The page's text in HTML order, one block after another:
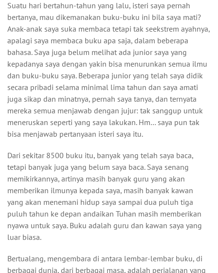
Suatu hari bertahun-tahun yang lalu, isteri saya pernah
bertanya, mau dikemanakan buku-buku ini bila saya mati?
Anak-anak saya suka membaca tetapi tak seekstrem ayahnya,
apalagi saya membaca buku apa saja, dalam beberapa
bahasa. Saya juga belum melihat ada junior saya yang
kepadanya saya dengan yakin bisa menurunkan semua ilmu
dan buku-buku saya. Beberapa junior yang telah saya didik
secara pribadi selama minimal lima tahun dan saya amati
juga sikap dan minatnya, pernah saya tanya, dan ternyata
mereka semua menjawab dengan jujur: tak sanggup untuk
meneruskan seperti yang saya lakukan. Hm… saya pun tak
bisa menjawab pertanyaan isteri saya itu.
Dari sekitar 8500 buku itu, banyak yang telah saya baca,
tetapi banyak juga yang belum saya baca. Saya senang
memikirkannya, artinya masih banyak guru yang akan
memberikan ilmunya kepada saya, masih banyak kawan
yang akan menemani hidup saya sampai dua puluh tiga
puluh tahun ke depan andaikan Tuhan masih memberikan
nyawa untuk saya. Buku adalah guru dan kawan saya yang
luar biasa.
Bertualang, mengembara di antara lembar-lembar buku, di
berbagai dunia, dari berbagai masa, adalah perjalanan yang